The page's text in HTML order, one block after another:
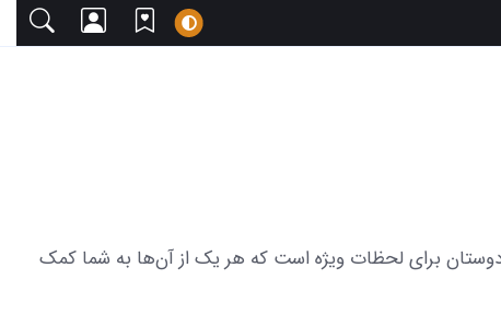
دعوت می‌کنیم. این مجموعه شامل 19 عکس از پروفایل شب خوش دوستان برای لحظات ویژه است که هر یک از آن‌ها به شما کمک